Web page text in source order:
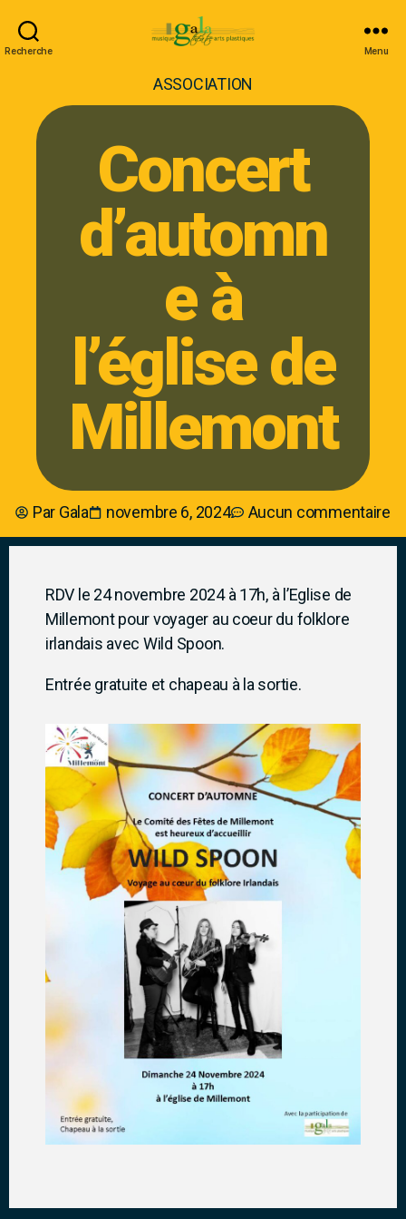
Recherche Menu
ASSOCIATION
Concert
d’automn
e à
l’église de
Millemont
Par Gala novembre 6, 2024 Aucun commentaire
RDV le 24 novembre 2024 à 17h, à l’Eglise de
Millemont pour voyager au coeur du folklore
irlandais avec Wild Spoon.
Entrée gratuite et chapeau à la sortie.